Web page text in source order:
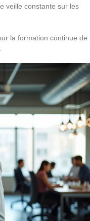
veille constante sur les
la formation continue de